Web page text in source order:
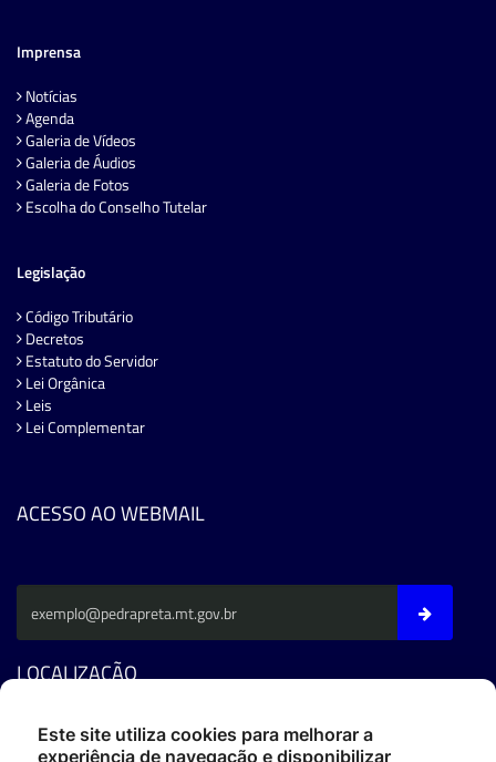
Imprensa
Notícias
Agenda
Galeria de Vídeos
Galeria de Áudios
Galeria de Fotos
Escolha do Conselho Tutelar
Legislação
Código Tributário
Decretos
Estatuto do Servidor
Lei Orgânica
Leis
Lei Complementar
ACESSO AO WEBMAIL
LOCALIZAÇÃO
Av. Fernando C. Da Costa - CEP: 78795-000 - Pedra Preta/MT
Este site utiliza cookies para melhorar a
experiência de navegação e disponibilizar